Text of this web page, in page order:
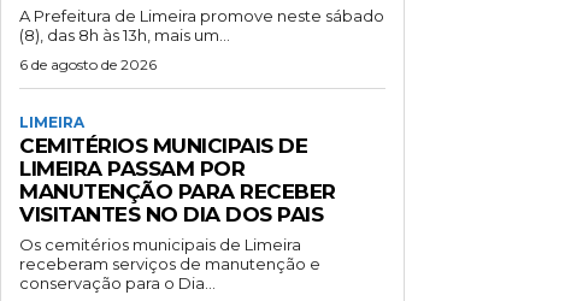
A Prefeitura de Limeira promove neste sábado
(8), das 8h às 13h, mais um...
6 de agosto de 2026
LIMEIRA
CEMITÉRIOS MUNICIPAIS DE
LIMEIRA PASSAM POR
MANUTENÇÃO PARA RECEBER
VISITANTES NO DIA DOS PAIS
Os cemitérios municipais de Limeira
receberam serviços de manutenção e
conservação para o Dia...